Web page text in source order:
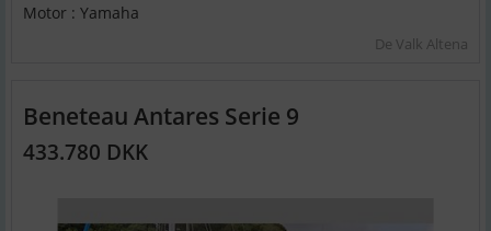
Motor : Yamaha
De Valk Altena
Beneteau Antares Serie 9
433.780 DKK